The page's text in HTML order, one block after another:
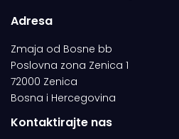
Adresa
Zmaja od Bosne bb
Poslovna zona Zenica 1
72000 Zenica
Bosna i Hercegovina
Kontaktirajte nas